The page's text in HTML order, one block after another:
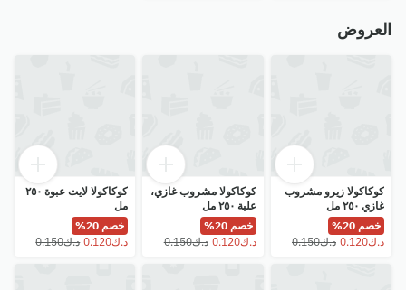
العروض
كوكاكولا زيرو مشروب
غازي ٢٥٠ مل
خصم 20%
كوكاكولا مشروب غازي،
علبة ٢٥٠ مل
خصم 20%
⁦د.ك0.120⁩
⁦د.ك0.150⁩
كوكاكولا لايت عبوة ٢٥٠
مل
خصم 20%
⁦د.ك0.150⁩